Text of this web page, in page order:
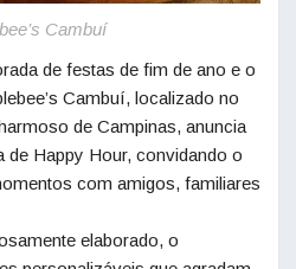
Cambuí
de festas de fim de ano e o
Cambuí, localizado no
de Campinas, anuncia
de Happy Hour, convidando o
com amigos, familiares
elaborado, o